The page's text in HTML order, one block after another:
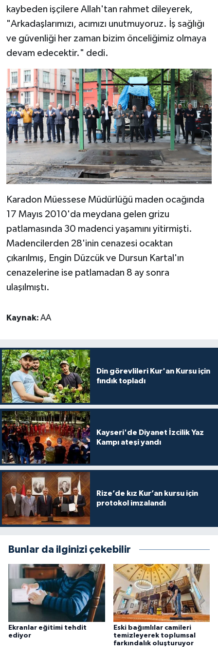
kaybeden işçilere Allah'tan rahmet dileyerek,
"Arkadaşlarımızı, acımızı unutmuyoruz. İş sağlığı
ve güvenliği her zaman bizim önceliğimiz olmaya
devam edecektir." dedi.
Karadon Müessese Müdürlüğü maden ocağında
17 Mayıs 2010'da meydana gelen grizu
patlamasında 30 madenci yaşamını yitirmişti.
Madencilerden 28'inin cenazesi ocaktan
çıkarılmış, Engin Düzcük ve Dursun Kartal'ın
cenazelerine ise patlamadan 8 ay sonra
ulaşılmıştı.
Kaynak: AA
Din görevlileri Kur'an Kursu için
fındık topladı
Kayseri'de Diyanet İzcilik Yaz
Kampı ateşi yandı
Rize’de kız Kur’an kursu için
protokol imzalandı
Bunlar da ilginizi çekebilir
Ekranlar eğitimi tehdit
ediyor
Eski bağımlılar camileri
temizleyerek toplumsal
farkındalık oluşturuyor
Diyarbakır Müftülüğü
Düzce Müftülüğü
Edirne Müftülüğü
Elazığ Müftülüğü
Erzincan Müftülüğü
Erzurum Müftülüğü
Eskişehir Müftülüğü
Gaziantep Müftülüğü
Giresun Müftülüğü
Gümüşhane Müftülüğü
Hakkari Müftülüğü
Hatay Müftülüğü
İstanbul Müftülüğü
İzmir Müftülüğü
Kahramanmaraş Müftülüğü
Karabük Müftülüğü
Karaman Müftülüğü
Kars Müftülüğü
Kastamonu Müftülüğü
Kayseri Müftülüğü
Kilis Müftülüğü
Kırıkkale Müftülüğü
Kırklareli Müftülüğü
Kırşehir Müftülüğü
İhtida Haberleri
YAŞAM